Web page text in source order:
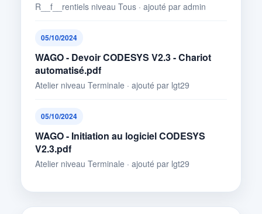
R__f__rentiels niveau Tous · ajouté par admin
05/10/2024
WAGO - Devoir CODESYS V2.3 - Chariot
automatisé.pdf
Atelier niveau Terminale · ajouté par lgt29
05/10/2024
WAGO - Initiation au logiciel CODESYS
V2.3.pdf
Atelier niveau Terminale · ajouté par lgt29